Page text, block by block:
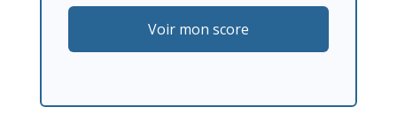
Voir mon score